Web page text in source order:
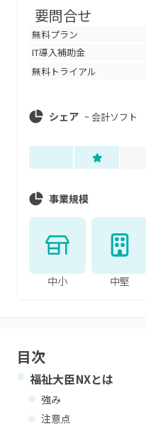
要問合せ
無料プラン
IT導入補助金
無料トライアル
シェア ~会計ソフト
事業規模
中小 中堅
目次
福祉大臣NXとは
強み
注意点